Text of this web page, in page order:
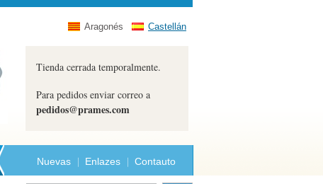
Aragonés Castellán
Tienda cerrada temporalmente.
Para pedidos enviar correo a
pedidos@prames.com
Nuevas Enlazes Contauto